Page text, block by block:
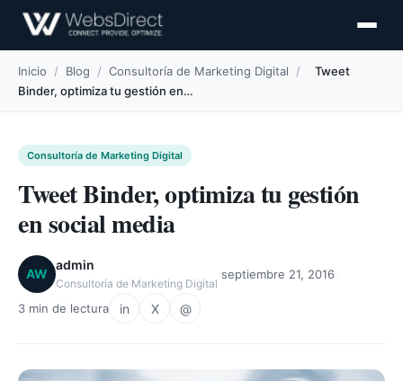
Inicio / Blog / Consultoría de Marketing Digital /
Tweet
Binder, optimiza tu gestión en…
Consultoría de Marketing Digital
Tweet Binder, optimiza tu gestión
en social media
AW
admin
Consultoría de Marketing Digital
septiembre 21, 2016
3 min de lectura in X @